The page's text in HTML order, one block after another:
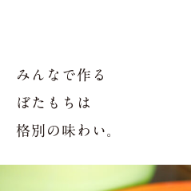
みんなで作る
ぼたもちは
格別の味わい。